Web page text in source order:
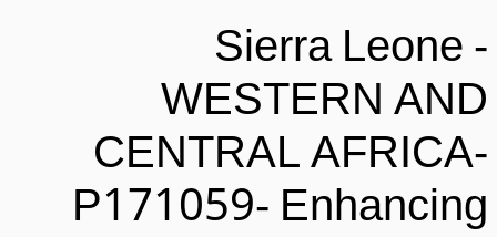
Sierra Leone
WESTERN
CENTRAL
P171059-